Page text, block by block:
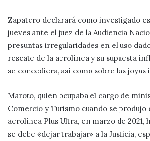
Zapatero declarará como investigado
jueves ante el juez de la Audiencia
presuntas irregularidades en el uso
rescate de la aerolínea y su supuesta
se concediera, así como sobre las joyas
Maroto, quien ocupaba el cargo de
Comercio y Turismo cuando se produjo
aerolínea Plus Ultra, en marzo de 2021,
se debe «dejar trabajar» a la Justicia,